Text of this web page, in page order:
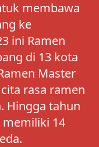
membawa
ke
ini Ramen
di 13 kota
Master
rasa ramen
Hingga tahun
memiliki 14